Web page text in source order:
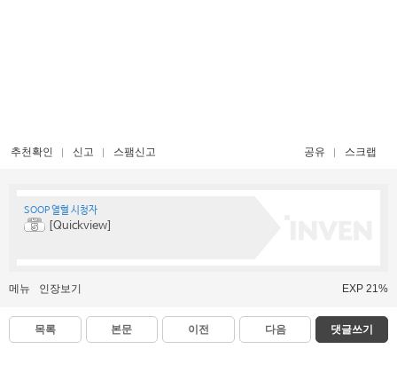
추천확인 신고 스팸신고 공유 스크랩
SOOP 열혈 시청자
[Quickview]
메뉴 인장보기 EXP 21%
목록 본문 이전 다음 댓글쓰기